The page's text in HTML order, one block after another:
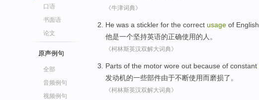
口语
书面语
论文
原声例句
全部
音频例句
视频例句
《牛津词典》
He was a stickler for the correct usage of English
他是一个坚持英语的正确使用的 人。
《柯林斯英汉双解大词典》
Parts of the motor wore out because of constant
发动机的一些部件由于不断使用而磨损了。
《柯林斯英汉双解大词典》